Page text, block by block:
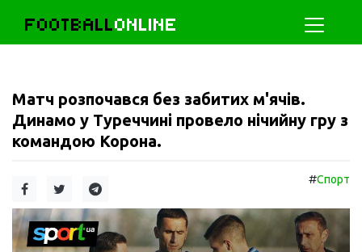
FOOTBALLONLINE
Матч розпочався без забитих м'ячів.
Динамо у Туреччині провело нічийну гру з
командою Корона.
#Спорт